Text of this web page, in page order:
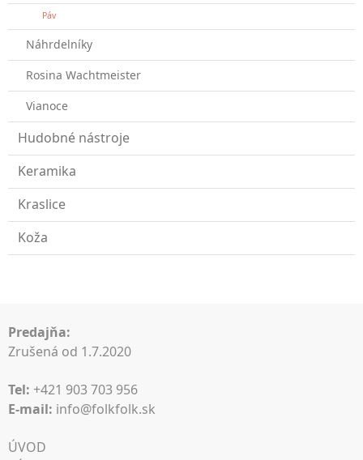
Páv
Náhrdelníky
Rosina Wachtmeister
Vianoce
Hudobné nástroje
Keramika
Kraslice
Koža
Predajňa:
Zrušená od 1.7.2020
Tel: +421 903 703 956
E-mail: info@folkfolk.sk
ÚVOD